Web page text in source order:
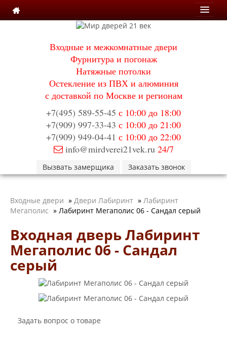
Входные и межкомнатные двери
Фурнитура и погонаж
Натяжные потолки
Остекление из ПВХ и алюминия
с доставкой по Москве и регионам
+7(495) 589-55-45 с 10:00 до 18:00
+7(909) 997-33-43 с 10:00 до 21:00
+7(909) 949-04-41 с 10:00 до 22:00
info@mirdverei21vek.ru24/7
Вызвать замерщика Заказать звонок
Входные двери » Двери Лабиринт » Лабиринт
Мегаполис » Лабиринт Мегаполис 06 - Сандал серый
Входная дверь Лабиринт
Мегаполис 06 - Сандал
серый
Задать вопрос о товаре